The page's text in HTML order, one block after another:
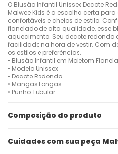
O Blusão Infantil Unissex Decote
Malwee Kids é a escolha certa
confortáveis e cheios de estilo.
flanelado de alta qualidade, esse
aquecimento. Seu decote
facilidade na hora de vestir. Com
os estilos e preferências.
• Blusão Infantil em Moletom
• Modelo Unissex
• Decote Redondo
• Mangas Longas
• Punho Tubular
Composição do produto
Cuidados com sua peça